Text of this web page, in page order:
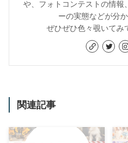
や、フォトコンテストの情報
ーの実態などが分か
ぜひぜひ色々覗いてみ
関連記事